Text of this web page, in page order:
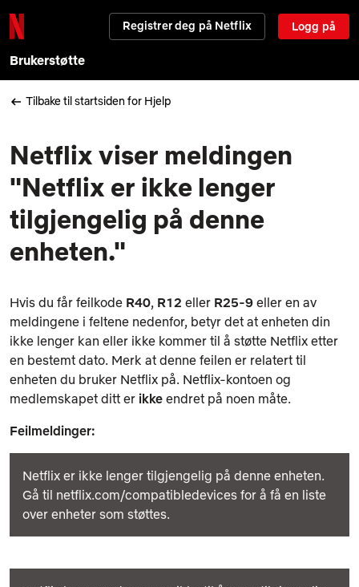
Registrer deg på Netflix Logg på
Brukerstøtte
Tilbake til startsiden for Hjelp
Netflix viser meldingen
"Netflix er ikke lenger
tilgjengelig på denne
enheten."
Hvis du får feilkode R40, R12 eller R25-9 eller en av
meldingene i feltene nedenfor, betyr det at enheten din
ikke lenger kan eller ikke kommer til å støtte Netflix etter
en bestemt dato. Merk at denne feilen er relatert til
enheten du bruker Netflix på. Netflix-kontoen og
medlemskapet ditt er ikke endret på noen måte.
Feilmeldinger:
Netflix er ikke lenger tilgjengelig på denne enheten.
Gå til netflix.com/compatibledevices for å få en liste
over enheter som støttes.